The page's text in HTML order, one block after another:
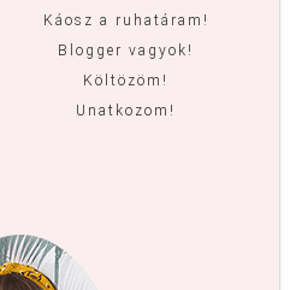
Káosz a ruhatáram!
Blogger vagyok!
Költözöm!
Unatkozom!